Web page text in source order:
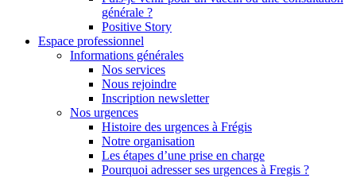
générale ?
Positive Story
Espace professionnel
Informations générales
Nos services
Nous rejoindre
Inscription newsletter
Nos urgences
Histoire des urgences à Frégis
Notre organisation
Les étapes d’une prise en charge
Pourquoi adresser ses urgences à Fregis ?